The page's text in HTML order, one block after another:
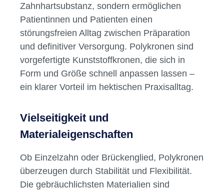
Zahnhartsubstanz, sondern ermöglichen
Patientinnen und Patienten einen
störungsfreien Alltag zwischen Präparation
und definitiver Versorgung. Polykronen sind
vorgefertigte Kunststoffkronen, die sich in
Form und Größe schnell anpassen lassen –
ein klarer Vorteil im hektischen Praxisalltag.
Vielseitigkeit und
Materialeigenschaften
Ob Einzelzahn oder Brückenglied, Polykronen
überzeugen durch Stabilität und Flexibilität.
Die gebräuchlichsten Materialien sind